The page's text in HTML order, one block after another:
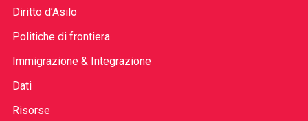
Diritto d’Asilo
Politiche di frontiera
Immigrazione & Integrazione
Dati
Risorse